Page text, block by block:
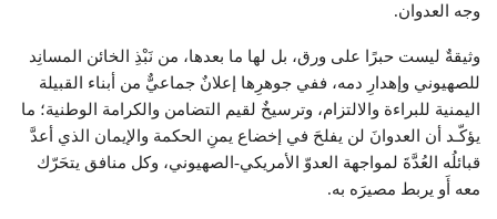
وجه العدوان.
وثيقةٌ ليست حبرًا على ورق، بل لها ما بعدها، من نَبْذِ الخائن المسانِد
للصهيوني وإهدارِ دمه، ففي جوهرِها إعلانٌ جماعيٌّ من أبناء القبيلة
اليمنية للبراءة والالتزام، وترسيخٌ لقيم التضامن والكرامة الوطنية؛ ما
يؤكّـد أن العدوانَ لن يفلحَ في إخضاع يمنِ الحكمة والإيمان الذي أعدَّ
قبائلُه العُدَّةَ لمواجهة العدوّ الأمريكي-الصهيوني، وكل منافق يتحَرّك
معه أَو يربط مصيرَه به.